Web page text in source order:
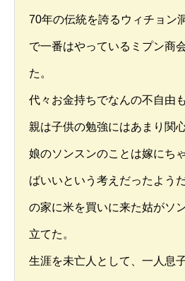
70年の伝統を誇るウィチョン
で一番はやっているミプン商
た。
代々お金持ちでなんの不自由
親は子供の勉強にはあまり関
娘のソンスンのことは嫁にち
ばいいという考えだったよう
の家に米を買いに来た姑がソ
立てた。
生涯を未亡人として、一人息